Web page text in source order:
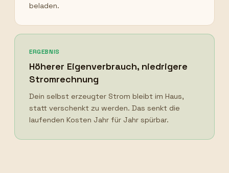
beladen.
ERGEBNIS
Höherer Eigenverbrauch, niedrigere
Stromrechnung
Dein selbst erzeugter Strom bleibt im Haus,
statt verschenkt zu werden. Das senkt die
laufenden Kosten Jahr für Jahr spürbar.